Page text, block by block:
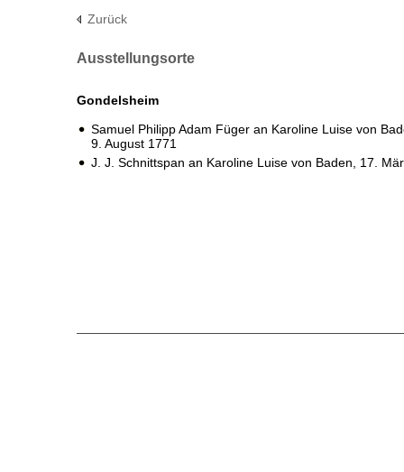
Zurück
Ausstellungsorte
Gondelsheim
Samuel Philipp Adam Füger an Karoline Luise von
9. August 1771
J. J. Schnittspan an Karoline Luise von Baden, 17.